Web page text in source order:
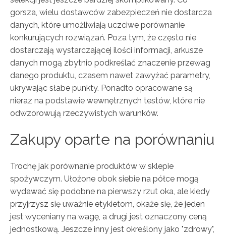
gorsza, wielu dostawców zabezpieczeń nie dostarcza
danych, które umożliwiają uczciwe porównanie
konkurujących rozwiązań. Poza tym, że często nie
dostarczają wystarczającej ilości informacji, arkusze
danych mogą zbytnio podkreślać znaczenie przewag
danego produktu, czasem nawet zawyżać parametry,
ukrywając słabe punkty. Ponadto opracowane są
nieraz na podstawie wewnętrznych testów, które nie
odwzorowują rzeczywistych warunków.
Zakupy oparte na porównaniu
Trochę jak porównanie produktów w sklepie
spożywczym. Ułożone obok siebie na półce mogą
wydawać się podobne na pierwszy rzut oka, ale kiedy
przyjrzysz się uważnie etykietom, okaże się, że jeden
jest wyceniany na wagę, a drugi jest oznaczony ceną
jednostkową. Jeszcze inny jest określony jako "zdrowy",